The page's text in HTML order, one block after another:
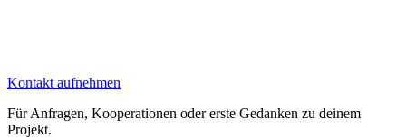
Kontakt aufnehmen
Für Anfragen, Kooperationen oder erste Gedanken zu deinem
Projekt.